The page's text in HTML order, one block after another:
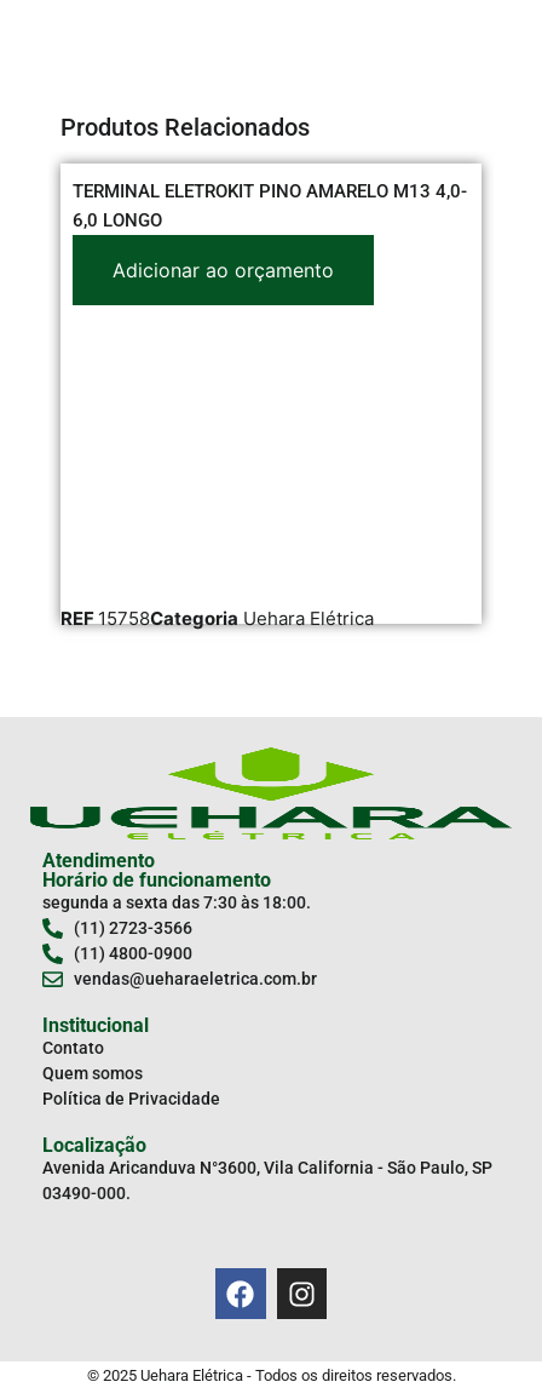
Produtos Relacionados
TERMINAL ELETROKIT PINO AMARELO M13 4,0-
6,0 LONGO
Adicionar ao orçamento
REF15758Categoria Uehara Elétrica
Atendimento
Horário de funcionamento
segunda a sexta das 7:30 às 18:00.
(11) 2723-3566
(11) 4800-0900
vendas@ueharaeletrica.com.br
Institucional
Contato
Quem somos
Política de Privacidade
Localização
Avenida Aricanduva N°3600, Vila California - São Paulo, SP
03490-000.
© 2025 Uehara Elétrica - Todos os direitos reservados.